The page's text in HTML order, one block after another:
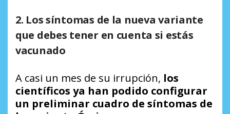
2. Los síntomas de la nueva variante
que debes tener en cuenta si estás
vacunado
A casi un mes de su irrupción, los
científicos ya han podido configurar
un preliminar cuadro de síntomas de